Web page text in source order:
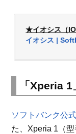
★イオシス（
イオシス |
「Xperia
ソフトバンク公
た、Xperia 1（